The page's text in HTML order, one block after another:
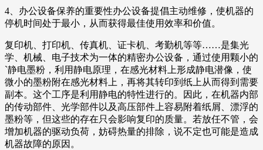
4、办公设备保养的重要性办公设备提倡主动维修，使机器的
停机时间处于最小，从而获得最佳使用效率和价值。
复印机、打印机、传真机、证卡机、考勤机等等……是集光
学、机械、电子技术为一体的精密办公设备，通过使用颗小的
`静电墨粉，利用静电原理，在感光材料上形成静电潜像，使
微小的墨粉附在感光材料上，再将其转印到纸上从而得到需要
副本。这个工序是利用静电的特性进行的。因此，在机器内部
的传动部件、光学部件以及高压部件上容易附着纸屑、漂浮的
墨粉等，但这些的存在只会影响复印的质量。若放任不管，会
增加机器的驱动负荷，妨碍热量的排除，说不定也可能是造成
机器故障的原因。